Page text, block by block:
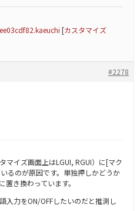
[カスタマイズ
#2278
イズ画面上はLGUI, RGUI）に[マク
るのが原因です。単独押しかどうか
き換わっています。
力をON/OFFしたいのだと推測し